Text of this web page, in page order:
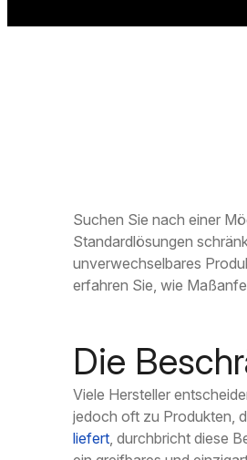
Suchen Sie nach einer
Standardlösungen
unverwechselbares
erfahren Sie, wie
Die
Viele Hersteller
jedoch oft zu Produkten,
liefert, durchbricht diese